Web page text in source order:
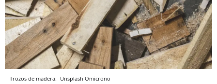
Trozos de madera. Unsplash Omicrono